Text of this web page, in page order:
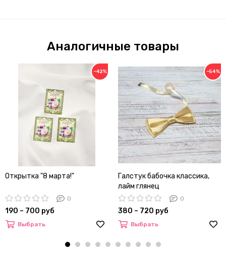
Аналогичные товары
−42%
Открытка "8 марта!"
0
190 – 700 руб
Выбрать
−54%
Галстук бабочка классика,
лайм глянец
0
380 – 720 руб
Выбрать